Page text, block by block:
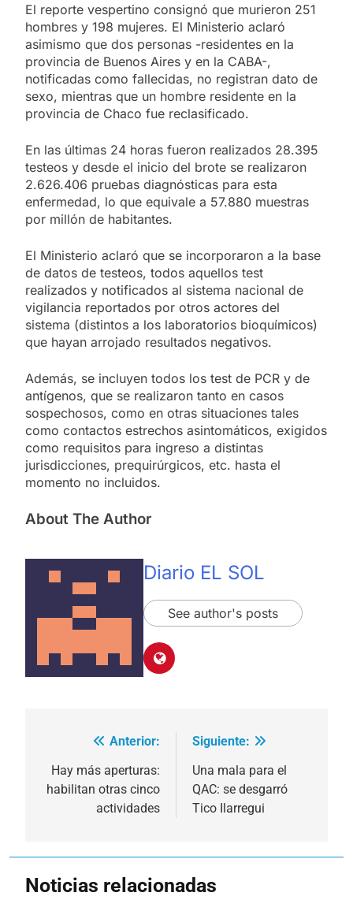
El reporte vespertino consignó que murieron 251
hombres y 198 mujeres. El Ministerio aclaró
asimismo que dos personas -residentes en la
provincia de Buenos Aires y en la CABA-,
notificadas como fallecidas, no registran dato de
sexo, mientras que un hombre residente en la
provincia de Chaco fue reclasificado.
En las últimas 24 horas fueron realizados 28.395
testeos y desde el inicio del brote se realizaron
2.626.406 pruebas diagnósticas para esta
enfermedad, lo que equivale a 57.880 muestras
por millón de habitantes.
El Ministerio aclaró que se incorporaron a la base
de datos de testeos, todos aquellos test
realizados y notificados al sistema nacional de
vigilancia reportados por otros actores del
sistema (distintos a los laboratorios bioquímicos)
que hayan arrojado resultados negativos.
Además, se incluyen todos los test de PCR y de
antígenos, que se realizaron tanto en casos
sospechosos, como en otras situaciones tales
como contactos estrechos asintomáticos, exigidos
como requisitos para ingreso a distintas
jurisdicciones, prequirúrgicos, etc. hasta el
momento no incluidos.
About The Author
Diario EL SOL
See author's posts
Navegación
de
entradas
Anterior:
Hay más aperturas:
habilitan otras cinco
actividades
Siguiente:
Una mala para el
QAC: se desgarró
Tico Ilarregui
Noticias relacionadas